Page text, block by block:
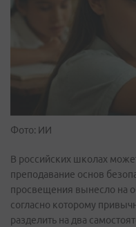
Фото: ИИ
В российских школах
преподавание основ
просвещения вынесло на
согласно которому
разделить на два